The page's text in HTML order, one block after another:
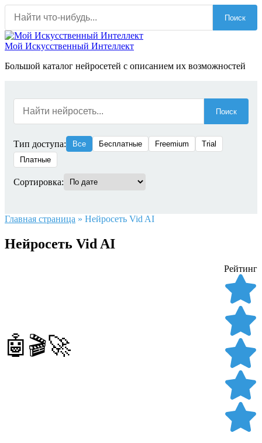
Перейти
содержанию
Поиск
Мой Искусственный Интеллект
Большой каталог нейросетей с описанием их возможностей
Поиск
Тип доступа: Все Бесплатные Freemium
Trial
Платные
Сортировка:
Главная страница » Нейросеть Vid AI
Нейросеть Vid AI
🤖🎬🚀
Рейтинг